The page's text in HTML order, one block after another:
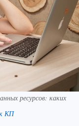
ресурсов: каких
КП